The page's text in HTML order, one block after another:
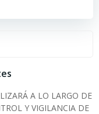
A LO LARGO DE
Y VIGILANCIA DE